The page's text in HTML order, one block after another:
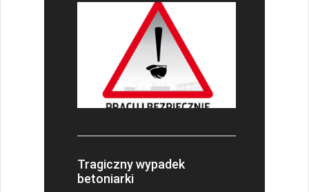
Tragiczny wypadek
betoniarki